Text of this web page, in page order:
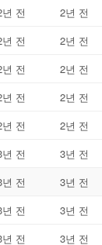
전
2년 전
전
2년 전
전
2년 전
전
2년 전
전
2년 전
전
3년 전
전
3년 전
전
3년 전
전 3년 전